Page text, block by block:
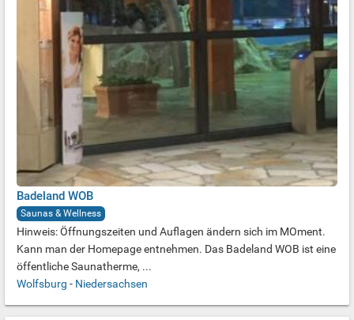
Badeland WOB
Saunas & Wellness
Hinweis: Öffnungszeiten und Auflagen ändern sich im MOment.
Kann man der Homepage entnehmen. Das Badeland WOB ist eine
öffentliche Saunatherme, ...
Wolfsburg - Niedersachsen